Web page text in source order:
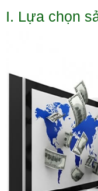
I. Lựa chọn